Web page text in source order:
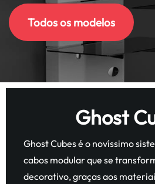
Todos os modelos
Ghost
Ghost Cubes é o novíssimo
cabos modular que se
decorativo, graças aos